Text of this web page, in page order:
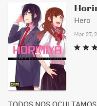
Hero
Mar 27,
TODOS NOS